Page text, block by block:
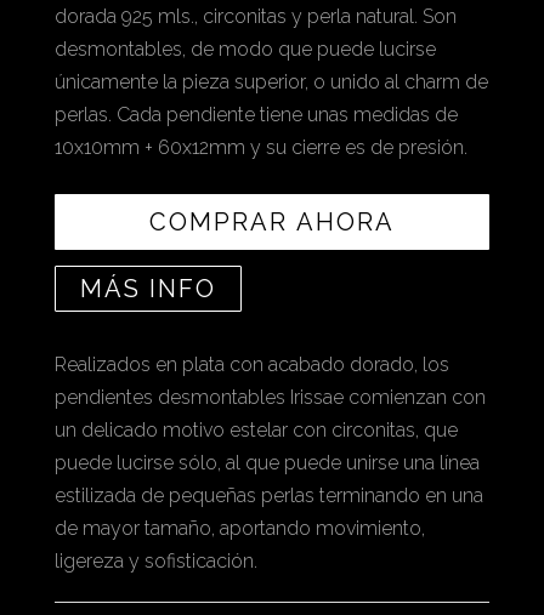
dorada 925 mls., circonitas y perla natural. Son
desmontables, de modo que puede lucirse
únicamente la pieza superior, o unido al charm de
perlas. Cada pendiente tiene unas medidas de
10x10mm + 60x12mm y su cierre es de presión.
COMPRAR AHORA
MÁS INFO
Realizados en plata con acabado dorado, los
pendientes desmontables Irissae comienzan con
un delicado motivo estelar con circonitas, que
puede lucirse sólo, al que puede unirse una línea
estilizada de pequeñas perlas terminando en una
de mayor tamaño, aportando movimiento,
ligereza y sofisticación.